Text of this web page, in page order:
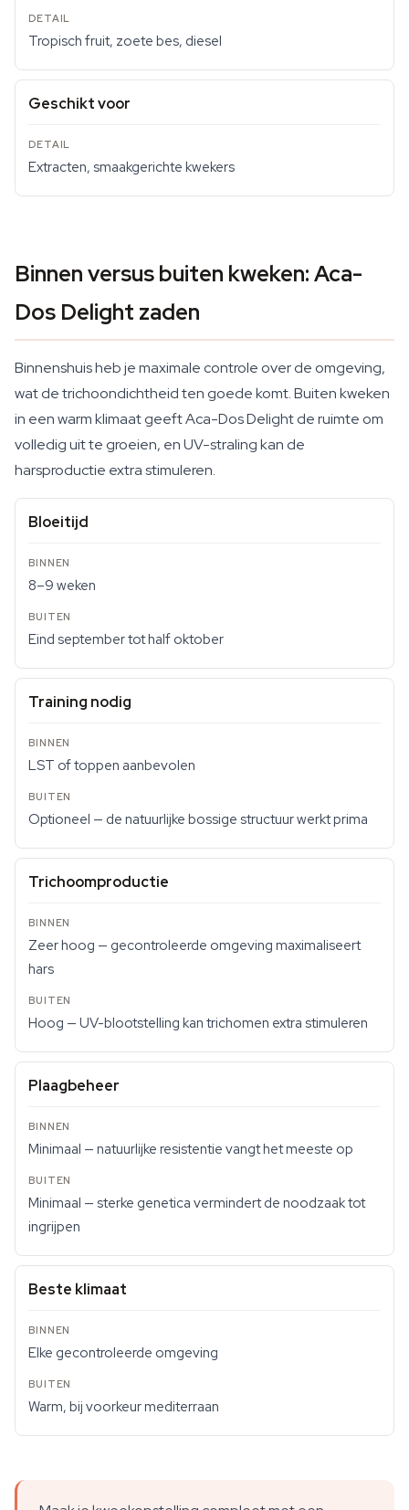
Tropisch fruit, zoete bes, diesel
Geschikt voor
Extracten, smaakgerichte kwekers
Binnen versus buiten kweken: Aca-
Dos Delight zaden
Binnenshuis heb je maximale controle over de omgeving,
wat de trichoondichtheid ten goede komt. Buiten kweken
in een warm klimaat geeft Aca-Dos Delight de ruimte om
volledig uit te groeien, en UV-straling kan de
harsproductie extra stimuleren.
Bloeitijd
8–9 weken
Eind september tot half oktober
Training nodig
LST of toppen aanbevolen
Optioneel — de natuurlijke bossige structuur werkt prima
Trichoomproductie
Zeer hoog — gecontroleerde omgeving maximaliseert
hars
Hoog — UV-blootstelling kan trichomen extra stimuleren
Plaagbeheer
Minimaal — natuurlijke resistentie vangt het meeste op
Minimaal — sterke genetica vermindert de noodzaak tot
ingrijpen
Beste klimaat
Elke gecontroleerde omgeving
Warm, bij voorkeur mediterraan